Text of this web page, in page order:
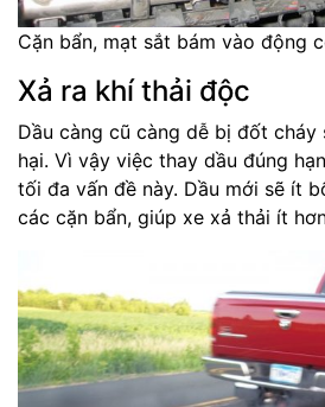
Cặn bẩn, mạt sắt bám vào động
Xả ra khí thải độc
Dầu càng cũ càng dễ bị đốt cháy
hại. Vì vậy việc thay dầu đúng
tối đa vấn đề này. Dầu mới sẽ ít
các cặn bẩn, giúp xe xả thải ít